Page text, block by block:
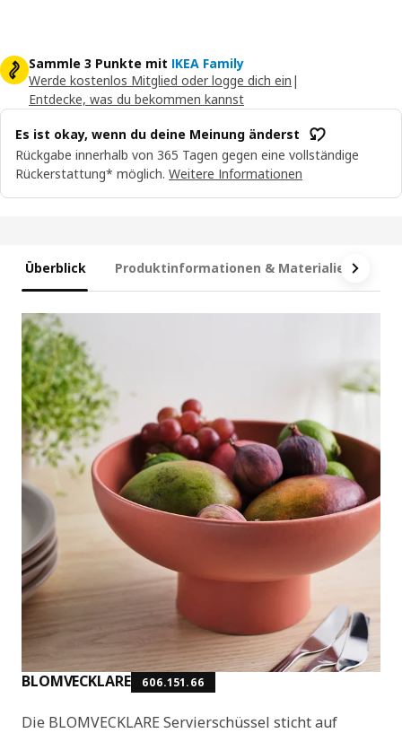
Sammle 3 Punkte mit IKEA Family
Werde kostenlos Mitglied oder logge dich ein |
Entdecke, was du bekommen kannst
Es ist okay, wenn du deine Meinung änderst
Rückgabe innerhalb von 365 Tagen gegen eine vollständige
Rückerstattung* möglich. Weitere Informationen
Überblick Produktinformationen & Materialien
BLOMVECKLARE 606.151.66
Die BLOMVECKLARE Servierschüssel sticht auf